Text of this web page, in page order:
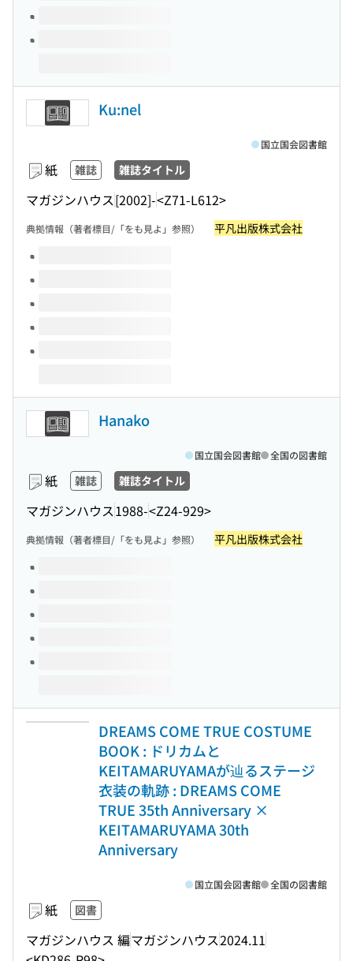
Ku:nel
紙 雑誌 雑誌タイトル
マガジンハウス[2002]-<Z71-L612>
国立国会図書館
典拠情報（著者標目/「をも見よ」参照） 平凡出版株式会社
このタイトルの巻号
Hanako
紙 雑誌 雑誌タイトル
マガジンハウス1988-<Z24-929>
国立国会図書館 全国の図書館
典拠情報（著者標目/「をも見よ」参照） 平凡出版株式会社
このタイトルの巻号
DREAMS COME TRUE COSTUME
BOOK : ドリカムと
KEITAMARUYAMAが辿るステージ
衣装の軌跡 : DREAMS COME
TRUE 35th Anniversary ×
KEITAMARUYAMA 30th
Anniversary
紙 図書
マガジンハウス 編マガジンハウス2024.11
国立国会図書館 全国の図書館